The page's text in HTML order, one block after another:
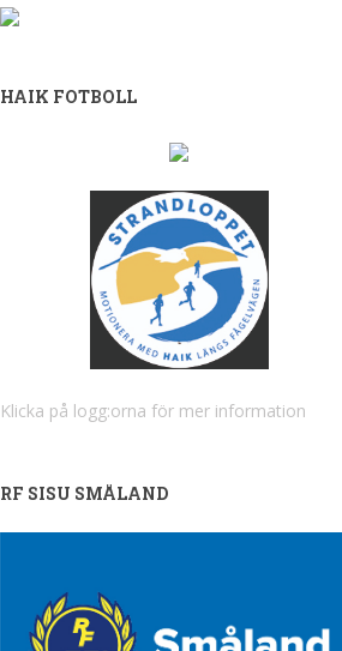
HAIK FOTBOLL
Klicka på logg:orna för mer information
RF SISU SMÅLAND